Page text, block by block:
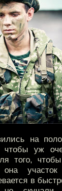
на
чтобы уж
того, чтобы
участок
в